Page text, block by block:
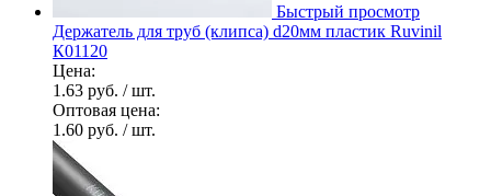
Быстрый просмотр
Держатель для труб (клипса) d20мм пластик Ruvinil
К01120
Цена:
1.63 руб. / шт.
Оптовая цена:
1.60 руб. / шт.